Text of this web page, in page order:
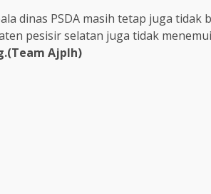
dinas PSDA masih tetap juga tidak
pesisir selatan juga tidak
Ajplh)